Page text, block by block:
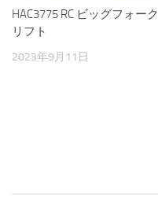
HAC3775 RC ビッグフォーク
リフト
2023年9月11日